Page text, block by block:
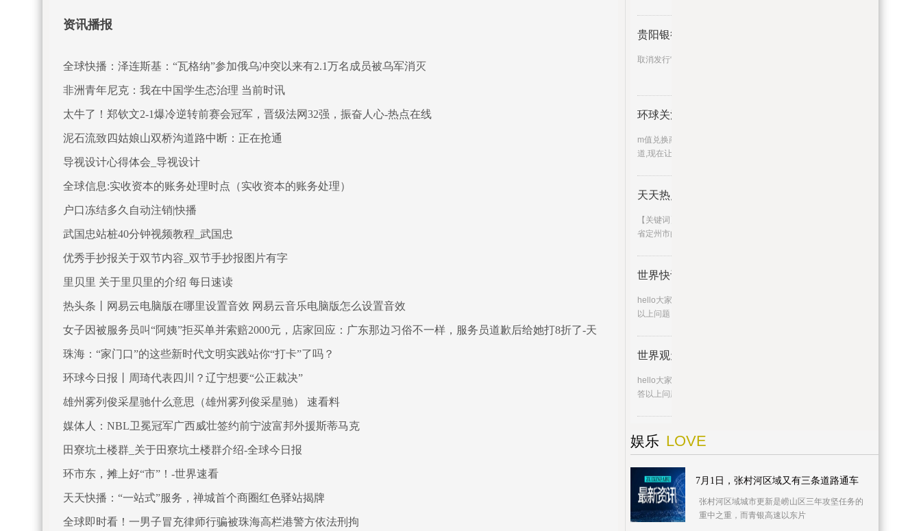
资讯播报
全球快播：泽连斯基：“瓦格纳”参加俄乌冲突以来有2.1万名成员被乌军消灭
非洲青年尼克：我在中国学生态治理 当前时讯
太牛了！郑钦文2-1爆冷逆转前赛会冠军，晋级法网32强，振奋人心-热点在线
泥石流致四姑娘山双桥沟道路中断：正在抢通
导视设计心得体会_导视设计
全球信息:实收资本的账务处理时点（实收资本的账务处理）
户口冻结多久自动注销|快播
武国忠站桩40分钟视频教程_武国忠
优秀手抄报关于双节内容_双节手抄报图片有字
里贝里 关于里贝里的介绍 每日速读
热头条丨网易云电脑版在哪里设置音效 网易云音乐电脑版怎么设置音效
女子因被服务员叫“阿姨”拒买单并索赔2000元，店家回应：广东那边习俗不一样，服务员道歉后给她打8折了-天
天报道
珠海：“家门口”的这些新时代文明实践站你“打卡”了吗？
环球今日报丨周琦代表四川？辽宁想要“公正裁决”
雄州雾列俊采星驰什么意思（雄州雾列俊采星驰） 速看料
媒体人：NBL卫冕冠军广西威壮签约前宁波富邦外援斯蒂马克
田寮坑土楼群_关于田寮坑土楼群介绍-全球今日报
环市东，摊上好“市”！-世界速看
天天快播：“一站式”服务​，禅城首个商圈红色驿站揭牌
全球即时看！一男子冒充律师行骗被珠海高栏港警方依法刑拘
贵阳银行：取消发行“23贵阳银行
取消发行“23贵阳银行CD103”
环球关注：m值兑换商城_m值兑换
m值兑换商城，m值兑换礼品这个很多人还不知
道,现在让我们一起来看看吧
天天热点评！紧握人生出彩机会
【关键词】高考【事件】今年高考期间，河北
省定州市的环卫工人任红娟，
世界快讯:穿越火线道具城道聚城
hello大家好，我是大学网网小航来为大家解答
以上问题，穿越火线道具城
世界观天下！姜文有哪些绯闻_他
hello大家好，我是城乡经济网小晟来为大家解
答以上问题，姜文有哪些绯
娱乐 LOVE
7月1日，张村河区域又有三条道路通车
张村河区域城市更新是崂山区三年攻坚任务的
重中之重，而青银高速以东片